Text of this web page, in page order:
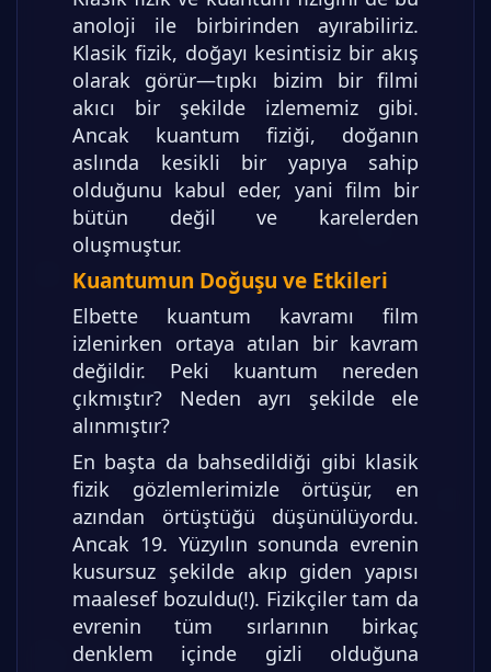
anoloji ile birbirinden ayırabiliriz.
Klasik fizik, doğayı kesintisiz bir akış
olarak görür—tıpkı bizim bir filmi
akıcı bir şekilde izlememiz gibi.
Ancak kuantum fiziği, doğanın
aslında kesikli bir yapıya sahip
olduğunu kabul eder, yani film bir
bütün değil ve karelerden
oluşmuştur.
Kuantumun Doğuşu ve Etkileri
Elbette kuantum kavramı film
izlenirken ortaya atılan bir kavram
değildir. Peki kuantum nereden
çıkmıştır? Neden ayrı şekilde ele
alınmıştır?
En başta da bahsedildiği gibi klasik
fizik gözlemlerimizle örtüşür, en
azından örtüştüğü düşünülüyordu.
Ancak 19. Yüzyılın sonunda evrenin
kusursuz şekilde akıp giden yapısı
maalesef bozuldu(!). Fizikçiler tam da
evrenin tüm sırlarının birkaç
denklem içinde gizli olduğuna